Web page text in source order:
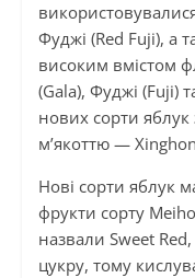
Фуджі (Red Fuji), а
високим вмістом
(Gala), Фуджі (Fuji)
нових сорти
м’якоттю —
Нові сорти яблук
фрукти сорту
назвали Sweet
цукру, тому